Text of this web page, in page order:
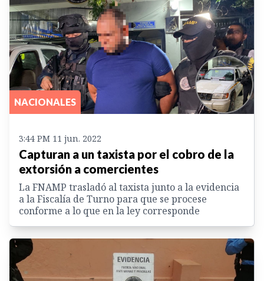
NACIONALES
3:44 PM 11 jun. 2022
Capturan a un taxista por el cobro de la
extorsión a comercientes
La FNAMP trasladó al taxista junto a la evidencia
a la Fiscalía de Turno para que se procese
conforme a lo que en la ley corresponde